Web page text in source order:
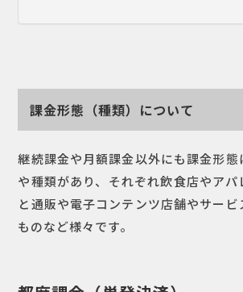
課金形態（種類）について
継続課金や月額課金以外にも課金形
や種類があり、それぞれ飲食店やア
と通販や電子コンテンツ店舗やサー
ものなど様々です。